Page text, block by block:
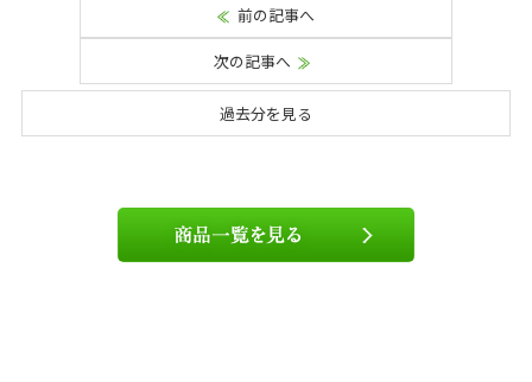
前の記事へ
次の記事へ
過去分を見る